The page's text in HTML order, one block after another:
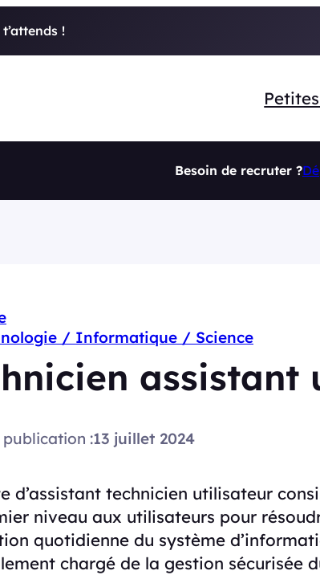
!
Besoin de recruter ?
/ Informatique / Science
publication :13 juillet 2024
d’assistant technicien utilisateur
niveau aux utilisateurs pour
quotidienne du système
chargé de la gestion sécurisée